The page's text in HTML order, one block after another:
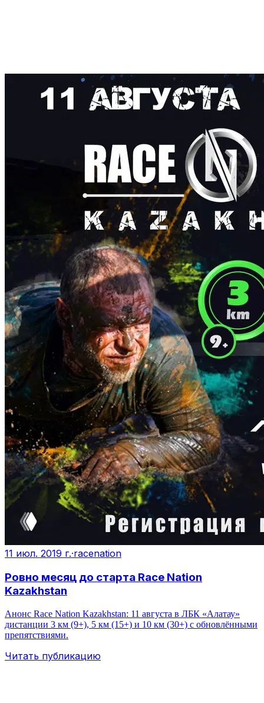
11 июл. 2019 г.·racenation
Ровно месяц до старта Race Nation
Kazakhstan
Анонс Race Nation Kazakhstan: 11 августа в ЛБК «Алатау»
дистанции 3 км (9+), 5 км (15+) и 10 км (30+) с обновлёнными
препятствиями.
Читать публикацию